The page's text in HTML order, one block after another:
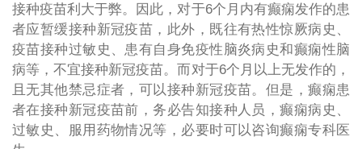
接种疫苗利大于弊。因此，对于6个月内有癫痫发作的患
者应暂缓接种新冠疫苗，此外，既往有热性惊厥病史、
疫苗接种过敏史、患有自身免疫性脑炎病史和癫痫性脑
病等，不宜接种新冠疫苗。而对于6个月以上无发作的，
且无其他禁忌症者，可以接种新冠疫苗。但是，癫痫患
者在接种新冠疫苗前，务必告知接种人员，癫痫病史、
过敏史、服用药物情况等，必要时可以咨询癫痫专科医